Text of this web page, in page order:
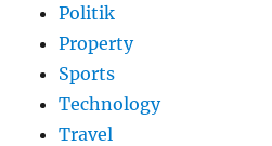
Politik
Property
Sports
Technology
Travel